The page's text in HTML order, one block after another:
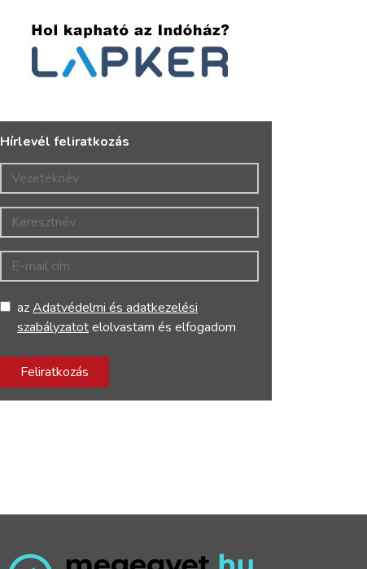
Hírlevél feliratkozás
Vezetéknév
Keresztnév
E-mail cím
azAdatvédelmi és adatkezelési
szabályzatotelolvastam és elfogadom
Feliratkozás